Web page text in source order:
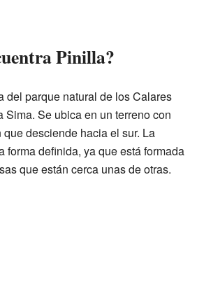
Pinilla?
del parque natural de los Calares
Sima. Se ubica en un terreno con
desciende hacia el sur. La
forma definida, ya que está formada
que están cerca unas de otras.